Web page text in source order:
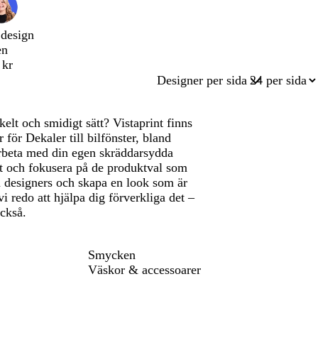
kr
Designer per sida
och smidigt sätt? Vistaprint finns
för Dekaler till bilfönster, bland
med din egen skräddarsydda
fokusera på de produktval som
och skapa en look som är
redo att hjälpa dig förverkliga det –
Smycken
Väskor & accessoarer